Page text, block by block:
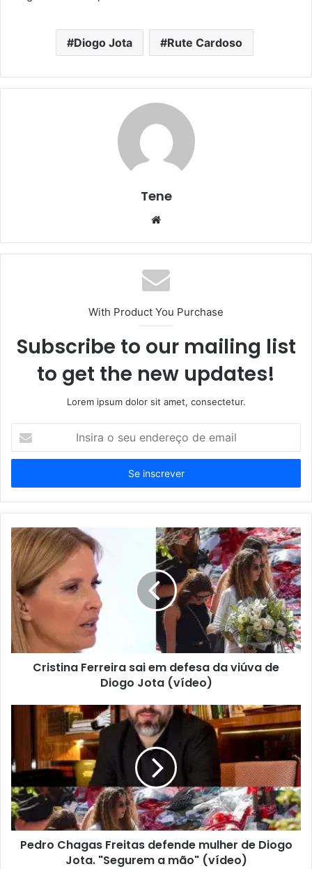
Diogo Jota Rute Cardoso
Tene
Website
With Product You Purchase
Subscribe to our mailing list
to get the new updates!
Lorem ipsum dolor sit amet, consectetur.
seu
de
email
Cristina Ferreira sai em defesa da viúva de
Diogo Jota (vídeo)
Pedro Chagas Freitas defende mulher de Diogo
Jota. "Segurem a mão" (vídeo)